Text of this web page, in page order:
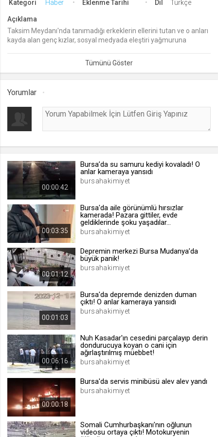
.web.tv
Seçilen dil tercihini tutmak
1 ay
Oturum verisini tutmak
.web.tv
Oturum doğrulama verisi
channelCategories
.web.tv
1 yıl
.web.tv
İsimsiz ziyaretçi için site içeriği
beğenme
voteDislike*
İsimsiz ziyaretçi için site içeriği
beğenmeme
Kategori Haber Eklenme Tarihi Dil Türkçe
Açıklama
Taksim Meydanı'nda tanımadığı erkeklerin ellerini tutan ve o anları
kayda alan genç kızlar, sosyal medyada eleştiri yağmuruna
Yorumlar
00:00:42
Bursa’da su samuru kediyi kovaladı! O
anlar kameraya yansıdı
bursahakimiyet
00:03:35
Bursa'da aile görünümlü hırsızlar
kamerada! Pazara gittiler, evde
geldiklerinde şoku yaşadılar...
bursahakimiyet
00:01:12
Depremin merkezi Bursa Mudanya’da
büyük panik!
bursahakimiyet
00:01:03
Bursa'da depremde denizden duman
çıktı! O anlar kameraya yansıdı
bursahakimiyet
00:06:16
Nuh Kasadar'ın cesedini parçalayıp derin
dondurucuya koyan o cani için
ağırlaştırılmış müebbet!
bursahakimiyet
00:00:18
Bursa'da servis minibüsü alev alev yandı
bursahakimiyet
Somali Cumhurbaşkanı'nın oğlunun
videosu ortaya çıktı! Motokuryenin